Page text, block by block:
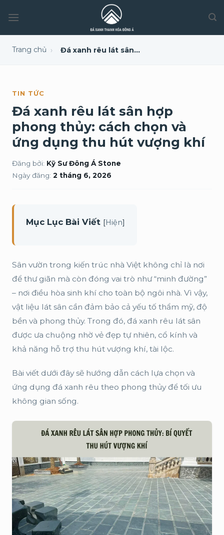
Trang chủ › Đá xanh rêu lát sân hợp phong thủy: cách chọn và ứng dụng thu hút vượng khí
TIN TỨC
Đá xanh rêu lát sân hợp
phong thủy: cách chọn và
ứng dụng thu hút vượng khí
Đăng bởi: Kỹ Sư Đông Á Stone
Ngày đăng: 2 tháng 6, 2026
Mục Lục Bài Viết [Hiện]
Sân vườn trong kiến trúc nhà Việt không chỉ là nơi
để thư giãn mà còn đóng vai trò như “minh đường”
– nơi điều hòa sinh khí cho toàn bộ ngôi nhà. Vì vậy,
vật liệu lát sân cần đảm bảo cả yếu tố thẩm mỹ, độ
bền và phong thủy. Trong đó, đá xanh rêu lát sân
được ưa chuộng nhờ vẻ đẹp tự nhiên, cổ kính và
khả năng hỗ trợ thu hút vượng khí, tài lộc.
Bài viết dưới đây sẽ hướng dẫn cách lựa chọn và
ứng dụng đá xanh rêu theo phong thủy để tối ưu
không gian sống.